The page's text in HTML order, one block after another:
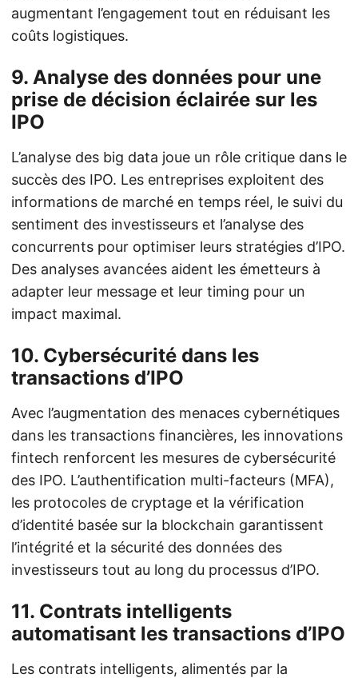
augmentant l’engagement tout en réduisant les
coûts logistiques.
9. Analyse des données pour une
prise de décision éclairée sur les
IPO
L’analyse des big data joue un rôle critique dans le
succès des IPO. Les entreprises exploitent des
informations de marché en temps réel, le suivi du
sentiment des investisseurs et l’analyse des
concurrents pour optimiser leurs stratégies d’IPO.
Des analyses avancées aident les émetteurs à
adapter leur message et leur timing pour un
impact maximal.
10. Cybersécurité dans les
transactions d’IPO
Avec l’augmentation des menaces cybernétiques
dans les transactions financières, les innovations
fintech renforcent les mesures de cybersécurité
des IPO. L’authentification multi-facteurs (MFA),
les protocoles de cryptage et la vérification
d’identité basée sur la blockchain garantissent
l’intégrité et la sécurité des données des
investisseurs tout au long du processus d’IPO.
11. Contrats intelligents
automatisant les transactions d’IPO
Les contrats intelligents, alimentés par la